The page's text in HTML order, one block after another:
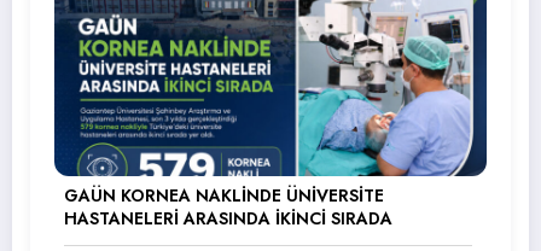
GAÜN KORNEA NAKLİNDE ÜNİVERSİTE
HASTANELERİ ARASINDA İKİNCİ SIRADA